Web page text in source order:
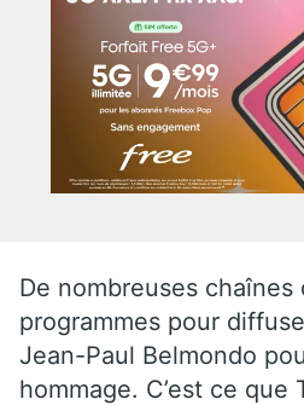
De nombreuses
programmes pour
Jean-Paul Belmondo
hommage. C’est ce que